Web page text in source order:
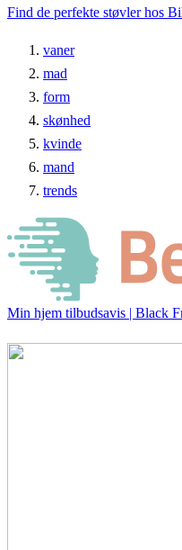
Find de perfekte støvler hos
vaner
mad
form
skønhed
kvinde
mand
trends
Min hjem tilbudsavis | Black